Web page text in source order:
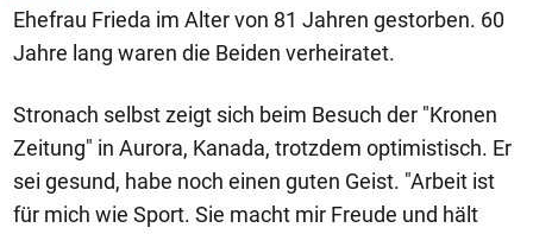
Ehefrau Frieda im Alter von 81 Jahren gestorben. 60
Jahre lang waren die Beiden verheiratet.
Stronach selbst zeigt sich beim Besuch der "Kronen
Zeitung" in Aurora, Kanada, trotzdem optimistisch. Er
sei gesund, habe noch einen guten Geist. "Arbeit ist
für mich wie Sport. Sie macht mir Freude und hält